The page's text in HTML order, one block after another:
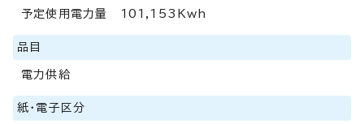
予定使用電力量 101,153Kwh
品目
電力供給
紙・電子区分